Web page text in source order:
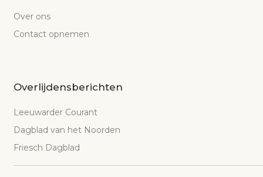
Over ons
Contact opnemen
Overlijdensberichten
Leeuwarder Courant
Dagblad van het Noorden
Friesch Dagblad